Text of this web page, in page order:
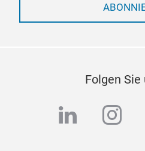
Folgen Sie
linkedin